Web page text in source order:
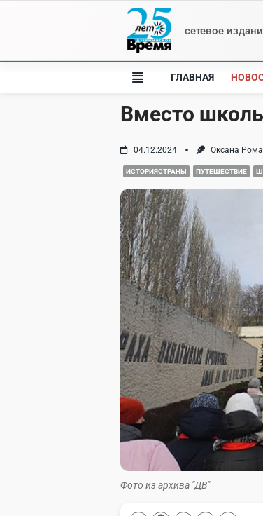
сетевое
ГЛАВНАЯ
Вместо
04.12.2024 Оксана
ИСТОРИЯСТРАНЫ ПУТЕШЕСТВИЕ
Фото из архива "ДВ"